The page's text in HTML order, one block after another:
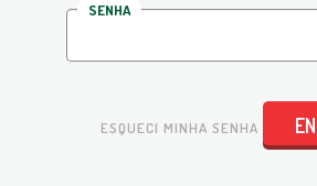
SENHA
ESQUECI MINHA SENHA